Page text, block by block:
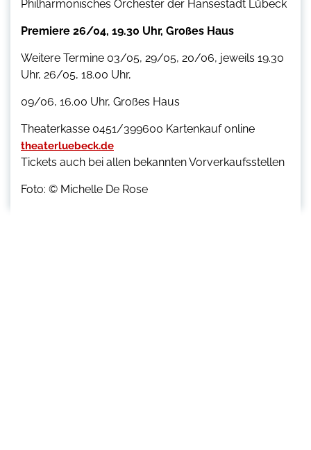
Philharmonisches Orchester der Hansestadt Lübeck
Premiere 26/04, 19.30 Uhr, Großes Haus
Weitere Termine 03/05, 29/05, 20/06, jeweils 19.30
Uhr, 26/05, 18.00 Uhr,
09/06, 16.00 Uhr, Großes Haus
Theaterkasse 0451/399600 Kartenkauf online
theaterluebeck.de
Tickets auch bei allen bekannten Vorverkaufsstellen
Foto: © Michelle De Rose